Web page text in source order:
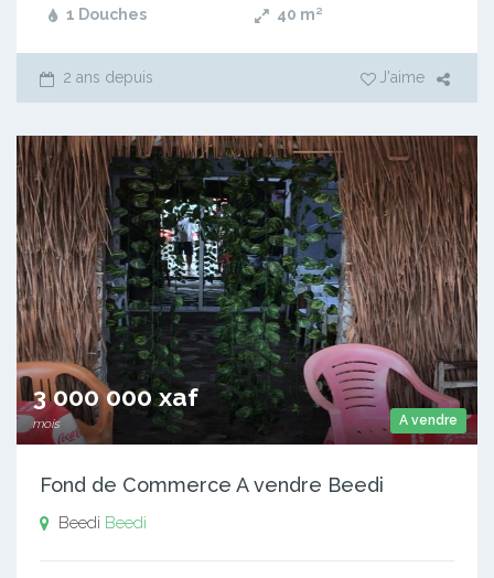
1 Douches 40 m²
2 ans depuis J'aime
A vendre
3 000 000 xaf
mois
Fond de Commerce A vendre Beedi
Beedi Beedi